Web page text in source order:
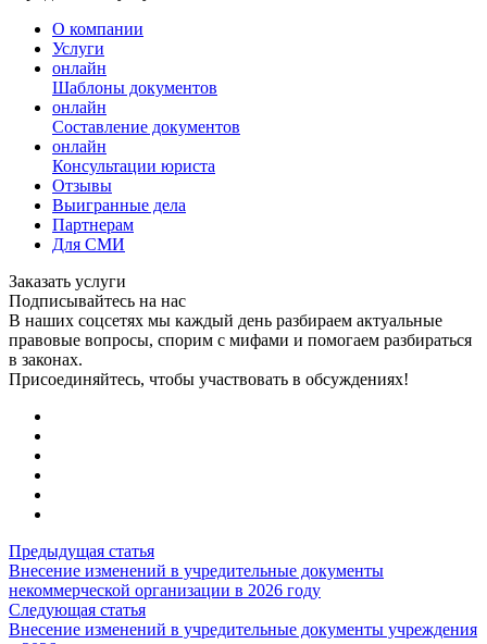
О компании
Услуги
онлайн
Шаблоны документов
онлайн
Составление документов
онлайн
Консультации юриста
Отзывы
Выигранные дела
Партнерам
Для СМИ
Заказать услуги
Подписывайтесь на нас
В наших соцсетях мы каждый день разбираем актуальные
правовые вопросы, спорим с мифами и помогаем разбираться
в законах.
Присоединяйтесь, чтобы участвовать в обсуждениях!
Предыдущая статья
Внесение изменений в учредительные документы
некоммерческой организации в 2026 году
Следующая статья
Внесение изменений в учредительные документы учреждения